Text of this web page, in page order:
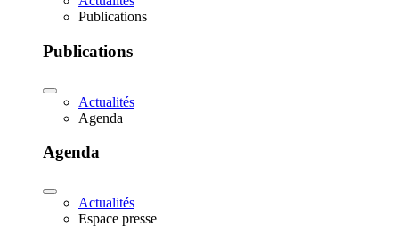
Publications
Publications
Actualités
Agenda
Agenda
Actualités
Espace presse